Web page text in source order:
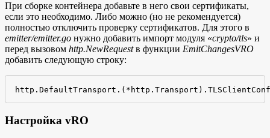
При сборке контейнера добавьте в него свои сертификаты,
если это необходимо. Либо можно (но не рекомендуется)
полностью отключить проверку сертификатов. Для этого в
emitter/emitter.go нужно добавить импорт модуля «crypto/tls» и
перед вызовом http.NewRequestв функции EmitChangesVRO
добавить следующую строку:
Настройка vRO